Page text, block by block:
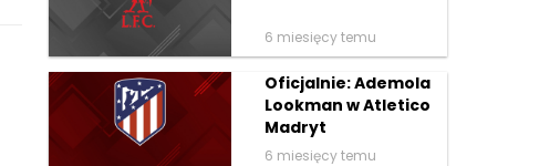
6 miesięcy temu
Oficjalnie: Ademola
Lookman w Atletico
Madryt
6 miesięcy temu